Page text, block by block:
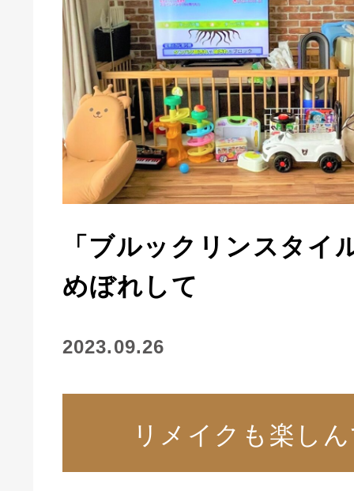
「ブルックリンスタイ
めぼれして
2023.09.26
リメイクも楽し